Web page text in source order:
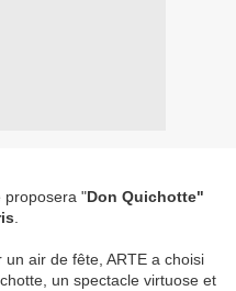
proposera "Don Quichotte"
un air de fête, ARTE a choisi
un spectacle virtuose et